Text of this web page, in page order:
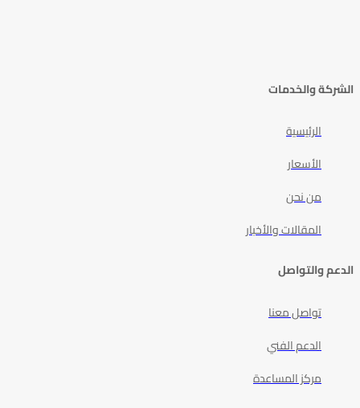
الشركة والخدمات
الرئيسية
الأسعار
من نحن
المقالات والأخبار
الدعم والتواصل
تواصل معنا
الدعم الفني
مركز المساعدة